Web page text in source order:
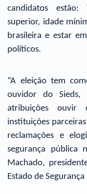
candidatos
superior, idade
brasileira e estar
políticos.
“A eleição tem
ouvidor do
atribuições ouvir
instituições
reclamações e
segurança pública
Machado,
Estado de